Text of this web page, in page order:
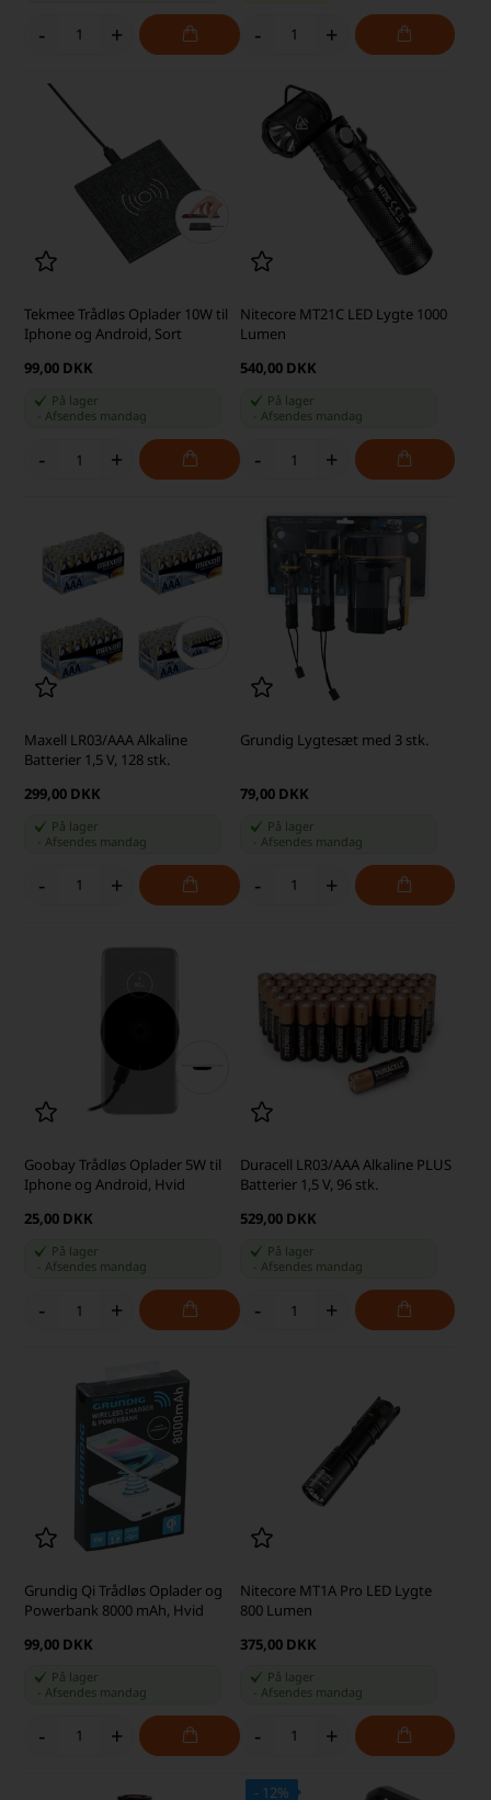
- + - +
Tekmee Trådløs Oplader 10W til
Iphone og Android, Sort
99,00 DKK
På lager
-Afsendes mandag
- +
Nitecore MT21C LED Lygte 1000
Lumen
540,00 DKK
På lager
Afsendes mandag
- +
Maxell LR03/AAA Alkaline
Batterier 1,5 V, 128 stk.
299,00 DKK
På lager
Afsendes mandag
- +
Grundig Lygtesæt med 3 stk.
79,00 DKK
På lager
Afsendes mandag
- +
Goobay Trådløs Oplader 5W til
Iphone og Android, Hvid
25,00 DKK
På lager
-Afsendes mandag
- +
Duracell LR03/AAA Alkaline PLUS
Batterier 1,5 V, 96 stk.
529,00 DKK
På lager
Afsendes mandag
- +
Grundig Qi Trådløs Oplader og
Powerbank 8000 mAh, Hvid
99,00 DKK
På lager
Afsendes mandag
- +
Nitecore MT1A Pro LED Lygte
800 Lumen
375,00 DKK
På lager
Afsendes mandag
- +
- 12% SKARP PRIS · SKARP PRIS